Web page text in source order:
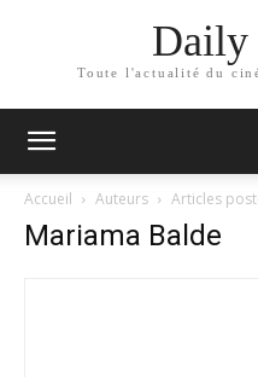
Daily
Toute l'actualité du
Accueil Auteurs Articles
Mariama Balde